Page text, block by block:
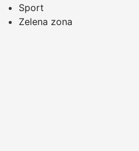
Sport
Zelena zona